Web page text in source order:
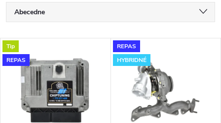
R
a
d
Abecedne
Najdrahšie
Najpredávanejšie
V
ý
Tip
REPAS
REPAS
HYBRIDNÉ